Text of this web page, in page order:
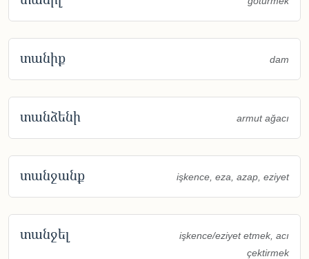
տանիք dam
տանձենի armut ağacı
տանջանք işkence, eza, azap, eziyet
տանջել
işkence/eziyet etmek, acı
çektirmek